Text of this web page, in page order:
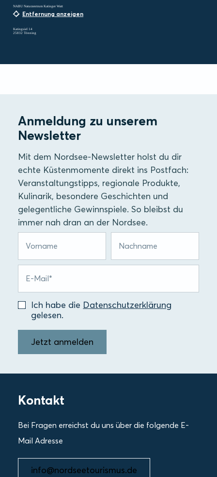
NABU Naturzentrum Katinger Watt
Entfernung anzeigen
Katingsiel 14
25832 Tönning
Anmeldung zu unserem
Newsletter
Mit dem Nordsee-Newsletter holst du dir
echte Küstenmomente direkt ins Postfach:
Veranstaltungstipps, regionale Produkte,
Kulinarik, besondere Geschichten und
gelegentliche Gewinnspiele. So bleibst du
immer nah dran an der Nordsee.
Ich habe die Datenschutzerklärung
gelesen.
Jetzt anmelden
Kontakt
Bei Fragen erreichst du uns über die folgende E-
Mail Adresse
info@nordseetourismus.de